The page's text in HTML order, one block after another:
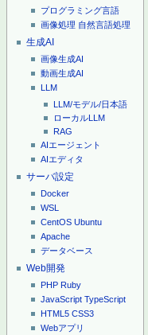
プログラミング言語
画像処理 自然言語処理
生成AI
画像生成AI
動画生成AI
LLM
LLM/モデル/日本語
ローカルLLM
RAG
AIエージェント
AIエディタ
サーバ設定
Docker
WSL
CentOS Ubuntu
Apache
データベース
Web開発
PHP Ruby
JavaScript TypeScript
HTML5 CSS3
Webアプリ